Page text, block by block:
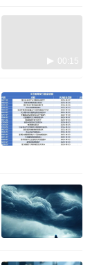
00:15